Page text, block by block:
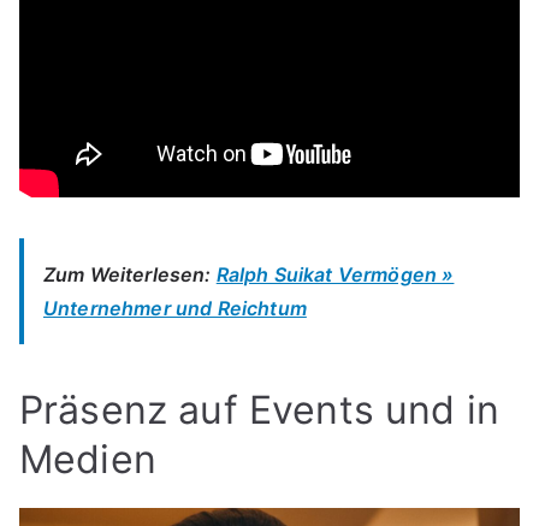
Zum Weiterlesen: Ralph Suikat Vermögen »
Unternehmer und Reichtum
Präsenz auf Events und in
Medien